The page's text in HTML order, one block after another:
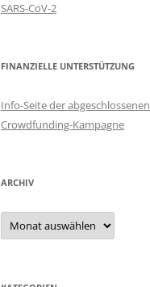
SARS-CoV-2
FINANZIELLE UNTERSTÜTZUNG
Info-Seite der abgeschlossenen
Crowdfunding-Kampagne
ARCHIV
Archiv